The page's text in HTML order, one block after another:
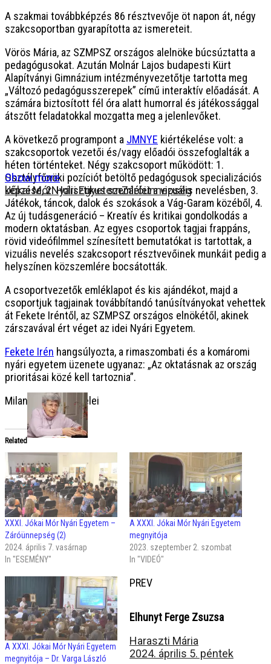
A szakmai továbbképzés 86 résztvevője öt napon át, négy
szakcsoportban gyarapította az ismereteit.
Vörös Mária, az SZMPSZ országos alelnöke búcsúztatta a
pedagógusokat. Azután Molnár Lajos budapesti Kürt
Alapítványi Gimnázium intézményvezetőtje tartotta meg
„Változó pedagógusszerepek” című interaktív előadását. A
számára biztosított fél óra alatt humorral és játékossággal
átszőtt feladatokkal mozgatta meg a jelenlevőket.
A következő programpont a JMNYE kiértékelése volt: a
szakcsoportok vezetői és/vagy előadói összefoglalták a
héten történteket. Négy szakcsoport működött: 1.
Osztályfőnöki pozíciót betöltő pedagógusok specializációs
képzése, 2. Holisztikus szemlélet a vizuális nevelésben, 3.
Játékok, táncok, dalok és szokások a Vág-Garam közéből, 4.
Az új tudásgeneráció – Kreatív és kritikai gondolkodás a
modern oktatásban. Az egyes csoportok tagjai frappáns,
rövid videófilmmel színesített bemutatókat is tartottak, a
vizuális nevelés szakcsoport résztvevőinek munkáit pedig a
helyszínen közszemlére bocsátották.
A csoportvezetők emléklapot és kis ajándékot, majd a
csoportjuk tagjainak továbbítandó tanúsítványokat vehettek
át Fekete Iréntől, az SZMPSZ országos elnökétől, akinek
zárszavával ért véget az idei Nyári Egyetem.
Fekete Irén hangsúlyozta, a rimaszombati és a komáromi
nyári egyetem üzenete ugyanaz: „Az oktatásnak az ország
prioritásai közé kell tartoznia”.
Milan Drozd felvételei
Related
XXXI. Jókai Mór Nyári Egyetem –
Záróünnepség (2)
2024. április 7. vasárnap
In "ESEMÉNY"
A XXXI. Jókai Mór Nyári Egyetem
megnyitója
2023. szeptember 2. szombat
In "VIDEÓ"
A XXXI. Jókai Mór Nyári Egyetem
megnyitója – Dr. Varga László
Show more
Jókai MórNyári EgyetemZáróünnepség
PREV
Elhunyt Ferge Zsuzsa
Haraszti Mária
2024. április 5. péntek